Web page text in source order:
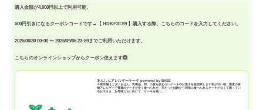
購入金額が4,000円以上で利用可能、
500円引きになるクーポンコードです→【 HDKF3TS9 】購入する際、こちらのコードを入力してください。
2025/08/30 00:00 〜 2025/09/06 23:59までご利用いただけます。
こちらのオンラインショップからクーポン使えます🙆
あんしんアレルギーケーキ powered by BASE
※実店舗はございません。乳製品、卵、小麦を扱わないケーキやお菓子を販売致します私が幼い頃、重度の食
物アレルギーで普通のケーキが全く食べられず、辛かった経験から同様に食べられるケーキがなくて困ってい
るお子さま、お母様たちに向けて、ケーキを選ぶ...